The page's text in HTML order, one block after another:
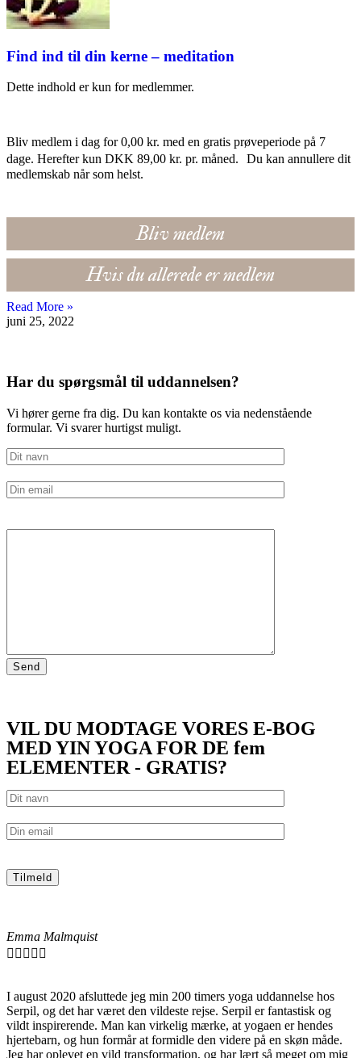
Find ind til din kerne – meditation
Dette indhold er kun for medlemmer.
Bliv medlem i dag for 0,00 kr. med en gratis prøveperiode på 7
dage. Herefter kun DKK 89,00 kr. pr. måned. Du kan annullere dit
medlemskab når som helst.
Bliv medlem
Hvis du allerede er medlem
Read More »
juni 25, 2022
Har du spørgsmål til uddannelsen?
Vi hører gerne fra dig. Du kan kontakte os via nedenstående
formular. Vi svarer hurtigst muligt.
VIL DU MODTAGE VORES E-BOG
MED YIN YOGA FOR DE fem
ELEMENTER - GRATIS?
Emma Malmquist
    
I august 2020 afsluttede jeg min 200 timers yoga uddannelse hos
Serpil, og det har været den vildeste rejse. Serpil er fantastisk og
vildt inspirerende. Man kan virkelig mærke, at yogaen er hendes
hjertebarn, og hun formår at formidle den videre på en skøn måde.
Jeg har oplevet en vild transformation, og har lært så meget om mig